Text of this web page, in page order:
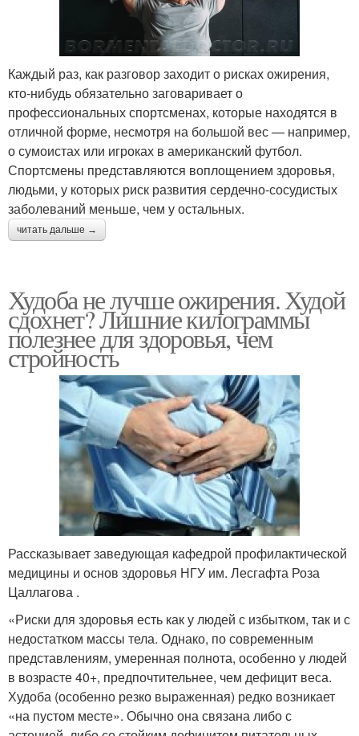
Каждый раз, как разговор заходит о рисках ожирения,
кто-нибудь обязательно заговаривает о
профессиональных спортсменах, которые находятся в
отличной форме, несмотря на большой вес — например,
о сумоистах или игроках в американский футбол.
Спортсмены представляются воплощением здоровья,
людьми, у которых риск развития сердечно-сосудистых
заболеваний меньше, чем у остальных.
читать дальше →
Худоба не лучше ожирения. Худой
сдохнет? Лишние килограммы
полезнее для здоровья, чем
стройность
Рассказывает заведующая кафедрой профилактической
медицины и основ здоровья НГУ им. Лесгафта Роза
Цаллагова .
«Риски для здоровья есть как у людей с избытком, так и с
недостатком массы тела. Однако, по современным
представлениям, умеренная полнота, особенно у людей
в возрасте 40+, предпочтительнее, чем дефицит веса.
Худоба (особенно резко выраженная) редко возникает
«на пустом месте». Обычно она связана либо с